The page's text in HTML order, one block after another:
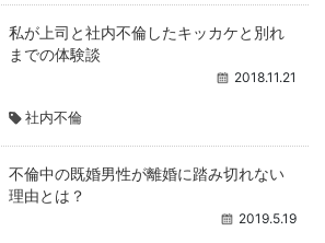
私が上司と社内不倫したキッカケと別れ
までの体験談
2018.11.21
社内不倫
不倫中の既婚男性が離婚に踏み切れない
理由とは？
2019.5.19